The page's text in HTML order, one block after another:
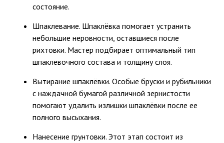
состояние.
Шпаклевание. Шпаклёвка помогает устранить
небольшие неровности, оставшиеся после
рихтовки. Мастер подбирает оптимальный тип
шпаклевочного состава и толщину слоя.
Вытирание шпаклёвки. Особые бруски и рубильники
с наждачной бумагой различной зернистости
помогают удалить излишки шпаклёвки после ее
полного высыхания.
Нанесение грунтовки. Этот этап состоит из